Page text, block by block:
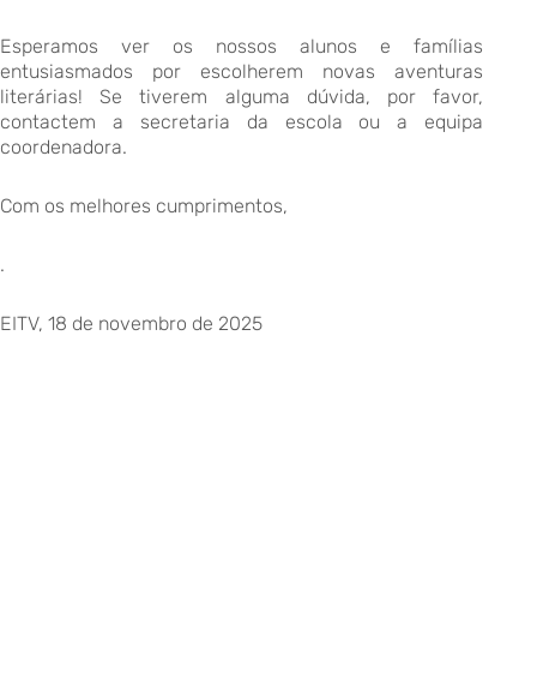
Esperamos ver os nossos alunos e famílias
entusiasmados por escolherem novas aventuras
literárias! Se tiverem alguma dúvida, por favor,
contactem a secretaria da escola ou a equipa
coordenadora.
Com os melhores cumprimentos,
.
EITV, 18 de novembro de 2025